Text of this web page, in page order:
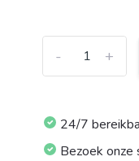
+
-
24/7
Bezoek onze